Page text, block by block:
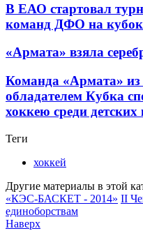
В ЕАО стартовал
команд ДФО на
«Армата» взяла
Команда «Армата»
обладателем Кубка
хоккею среди
Теги
хоккей
Другие материалы в этой
«КЭС-БАСКЕТ - 2014» II
единоборствам
Наверх